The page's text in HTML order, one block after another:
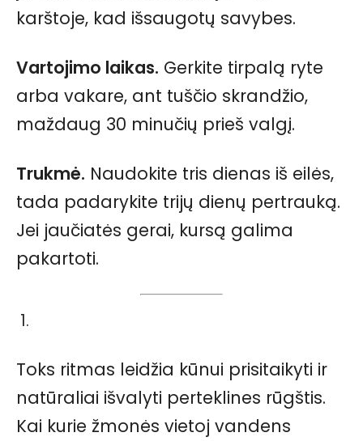
karštoje, kad išsaugotų savybes.
Vartojimo laikas. Gerkite tirpalą ryte
arba vakare, ant tuščio skrandžio,
maždaug 30 minučių prieš valgį.
Trukmė. Naudokite tris dienas iš eilės,
tada padarykite trijų dienų pertrauką.
Jei jaučiatės gerai, kursą galima
pakartoti.
Toks ritmas leidžia kūnui prisitaikyti ir
natūraliai išvalyti perteklines rūgštis.
Kai kurie žmonės vietoj vandens